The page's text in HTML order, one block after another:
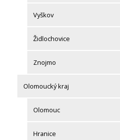
Vyškov
Židlochovice
Znojmo
Olomoucký kraj
Olomouc
Hranice